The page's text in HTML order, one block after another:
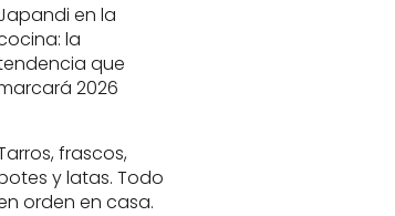
en la
la
que
2026
frascos,
y latas. Todo
orden en casa.